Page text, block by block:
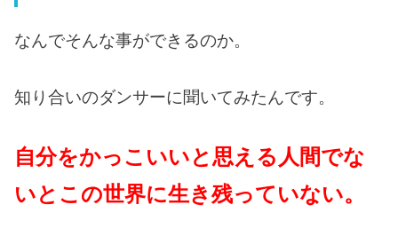
なんでそんな事ができるのか。
知り合いのダンサーに聞いてみたんです。
自分をかっこいいと思える人間でな
いとこの世界に生き残っていない。